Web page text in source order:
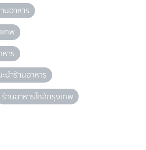
นอาหาร
ทพ
หาร
ะนำร้านอาหาร
ร้านอาหารใกล้กรุงเทพ